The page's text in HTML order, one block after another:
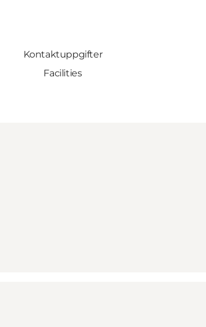
Kontaktuppgifter
Facilities